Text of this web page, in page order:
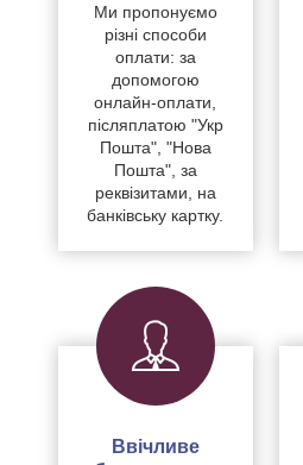
Ми пропонуємо
різні способи
оплати: за
допомогою
онлайн-оплати,
післяплатою "Укр
Пошта", "Нова
Пошта", за
реквізитами, на
банківську картку.
Ввічливе